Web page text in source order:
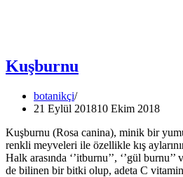
Kuşburnu
botanikçi
21 Eylül 201810 Ekim 2018
Kuşburnu (Rosa canina), minik bir
renkli meyveleri ile özellikle kış
Halk arasında ‘’itburnu’’, ‘’gül
de bilinen bir bitki olup, adeta C